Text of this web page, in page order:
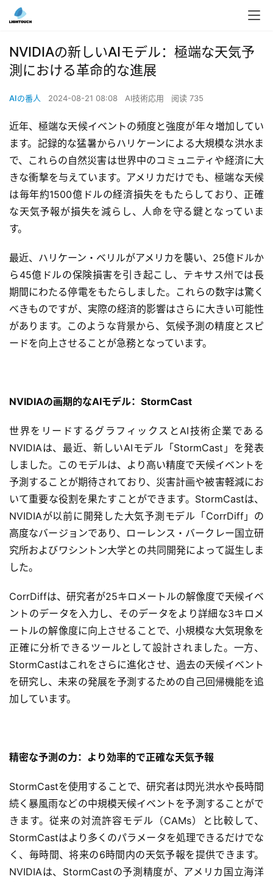
NVIDIAの新しいAIモデル：極端な天気予
測における革命的な進展
AIの番人 2024-08-21 08:08 AI技術応用 阅读 735
近年、極端な天候イベントの頻度と強度が年々増加してい
ます。記録的な猛暑からハリケーンによる大規模な洪水ま
で、これらの自然災害は世界中のコミュニティや経済に大
きな衝撃を与えています。アメリカだけでも、極端な天候
は毎年約1500億ドルの経済損失をもたらしており、正確
な天気予報が損失を減らし、人命を守る鍵となっていま
す。
最近、ハリケーン・ベリルがアメリカを襲い、25億ドルか
ら45億ドルの保険損害を引き起こし、テキサス州では長
期間にわたる停電をもたらしました。これらの数字は驚く
べきものですが、実際の経済的影響はさらに大きい可能性
があります。このような背景から、気候予測の精度とスピ
ードを向上させることが急務となっています。
NVIDIAの画期的なAIモデル：StormCast
世界をリードするグラフィックスとAI技術企業である
NVIDIAは、最近、新しいAIモデル「StormCast」を発表
しました。このモデルは、より高い精度で天候イベントを
予測することが期待されており、災害計画や被害軽減にお
いて重要な役割を果たすことができます。StormCastは、
NVIDIAが以前に開発した大気予測モデル「CorrDiff」の
高度なバージョンであり、ローレンス・バークレー国立研
究所およびワシントン大学との共同開発によって誕生しま
した。
CorrDiffは、研究者が25キロメートルの解像度で天候イベ
ントのデータを入力し、そのデータをより詳細な3キロメ
ートルの解像度に向上させることで、小規模な大気現象を
正確に分析できるツールとして設計されました。一方、
StormCastはこれをさらに進化させ、過去の天候イベント
を研究し、未来の発展を予測するための自己回帰機能を追
加しています。
精密な予測の力：より効率的で正確な天気予報
StormCastを使用することで、研究者は閃光洪水や長時間
続く暴風雨などの中規模天候イベントを予測することがで
きます。従来の対流許容モデル（CAMs）と比較して、
StormCastはより多くのパラメータを処理できるだけでな
く、毎時間、将来の6時間内の天気予報を提供できます。
NVIDIAは、StormCastの予測精度が、アメリカ国立海洋